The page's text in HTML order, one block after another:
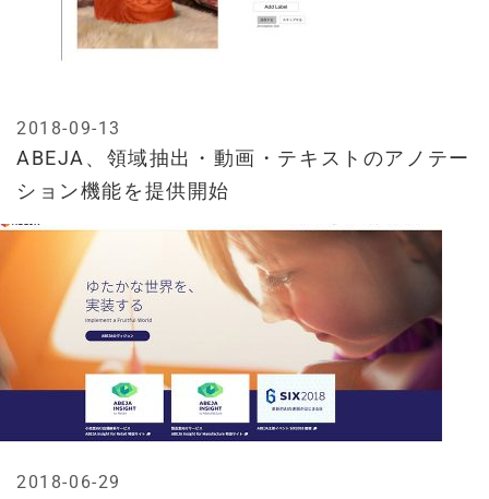
ABEJA、領域抽出・動画・テキストのアノテー
ション機能を提供開始
2018-09-13
2018-06-29